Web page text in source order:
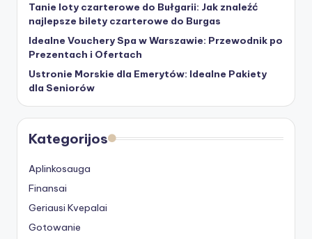
Tanie loty czarterowe do Bułgarii: Jak znaleźć
najlepsze bilety czarterowe do Burgas
Idealne Vouchery Spa w Warszawie: Przewodnik po
Prezentach i Ofertach
Ustronie Morskie dla Emerytów: Idealne Pakiety
dla Seniorów
Kategorijos
Aplinkosauga
Finansai
Geriausi Kvepalai
Gotowanie